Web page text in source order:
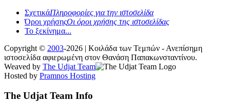
ΣχετικάΠληροφορίες για την ιστοσελίδα
Όροι χρήσηςΟι όροι χρήσης της ιστοσελίδας
Το ξεκίνημα...
Copyright © 2003-2026 | Κοιλάδα των Τεμπών - Ανεπίσημη
ιστοσελίδα αφιερωμένη στον Θανάση Παπακωνσταντίνου.
Weaved by The Udjat Team
Hosted by Pramnos Hosting
The Udjat Team Info